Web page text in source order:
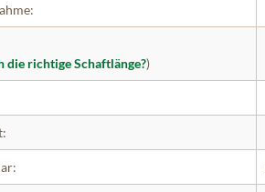
richtige Schaftlänge?)